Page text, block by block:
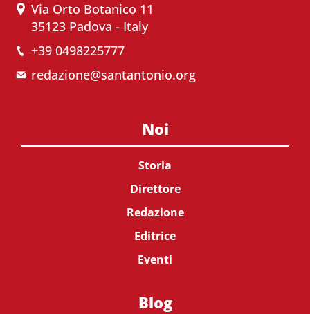
Via Orto Botanico 11
35123 Padova - Italy
+39 0498225777
redazione@santantonio.org
Noi
Storia
Direttore
Redazione
Editrice
Eventi
Blog